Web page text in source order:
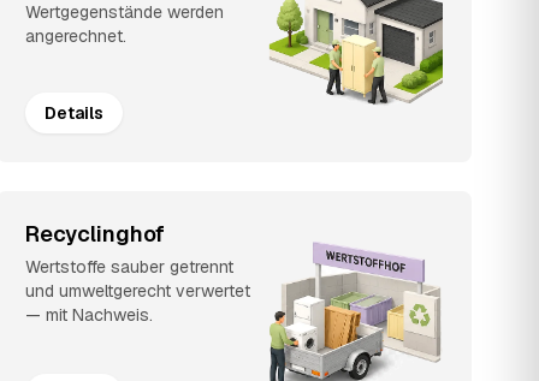
Wertgegenstände werden
angerechnet.
Details
Recyclinghof
Wertstoffe sauber getrennt
und umweltgerecht verwertet
— mit Nachweis.